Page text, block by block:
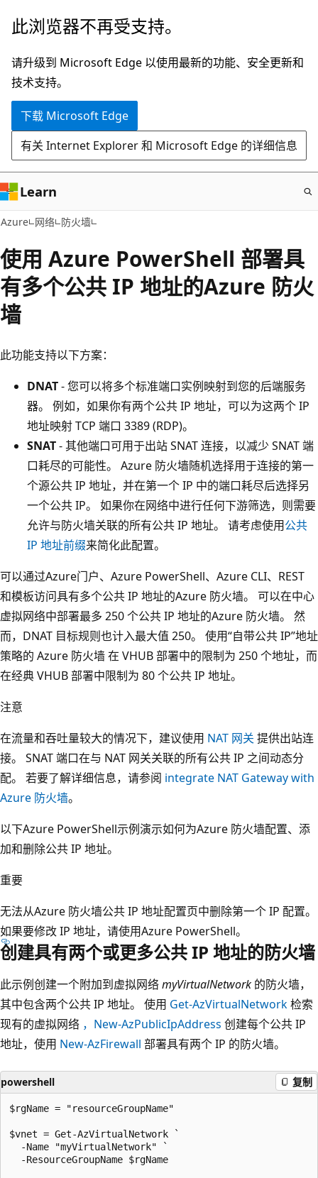
跳
主
要
内
此浏览器不再受支持。
请升级到 Microsoft Edge 以使用最新的功能、安全更新和
技术支持。
下载 Microsoft Edge
有关 Internet Explorer 和 Microsoft Edge 的详细信息
Learn
Azure 网络 防火墙
使用 Azure PowerShell 部署具
有多个公共 IP 地址的Azure 防火
墙
此功能支持以下方案：
DNAT- 您可以将多个标准端口实例映射到您的后端服务
器。 例如，如果你有两个公共 IP 地址，可以为这两个 IP
地址映射 TCP 端口 3389 (RDP)。
SNAT- 其他端口可用于出站 SNAT 连接，以减少 SNAT 端
口耗尽的可能性。 Azure 防火墙随机选择用于连接的第一
个源公共 IP 地址，并在第一个 IP 中的端口耗尽后选择另
一个公共 IP。 如果你在网络中进行任何下游筛选，则需要
允许与防火墙关联的所有公共 IP 地址。 请考虑使用公共
IP 地址前缀来简化此配置。
可以通过Azure门户、Azure PowerShell、Azure CLI、REST
和模板访问具有多个公共 IP 地址的Azure 防火墙。 可以在中心
虚拟网络中部署最多 250 个公共 IP 地址的Azure 防火墙。 然
而，DNAT 目标规则也计入最大值 250。 使用“自带公共 IP”地址
策略的 Azure 防火墙 在 VHUB 部署中的限制为 250 个地址，而
在经典 VHUB 部署中限制为 80 个公共 IP 地址。
注意
在流量和吞吐量较大的情况下，建议使用 NAT 网关 提供出站连
接。 SNAT 端口在与 NAT 网关关联的所有公共 IP 之间动态分
配。 若要了解详细信息，请参阅 integrate NAT Gateway with
Azure 防火墙。
以下Azure PowerShell示例演示如何为Azure 防火墙配置、添
加和删除公共 IP 地址。
重要
无法从Azure 防火墙公共 IP 地址配置页中删除第一个 IP 配置。
如果要修改 IP 地址，请使用Azure PowerShell。
创建具有两个或更多公共 IP 地址的防火墙
此示例创建一个附加到虚拟网络myVirtualNetwork 的防火墙，
其中包含两个公共 IP 地址。 使用 Get-AzVirtualNetwork检索
现有的虚拟网络 ，New-AzPublicIpAddress 创建每个公共 IP
地址，使用 New-AzFirewall 部署具有两个 IP 的防火墙。
powershell 复制
$rgName = "resourceGroupName"
$vnet = Get-AzVirtualNetwork `
  -Name "myVirtualNetwork" `
  -ResourceGroupName $rgName